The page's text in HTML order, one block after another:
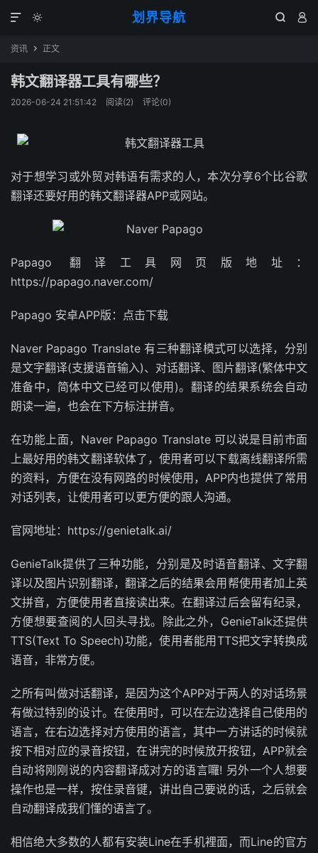
划界导航
  

资讯  正文
韩文翻译器工具有哪些？
2026-06-24 21:51:42 阅读(2) 评论(0)
对于想学习或外贸对韩语有需求的人，本次分享6个比谷歌
翻译还要好用的韩文翻译器APP或网站。
Papago 翻译工具网页版地址：
https://papago.naver.com/
Papago 安卓APP版：点击下载
Naver Papago Translate 有三种翻译模式可以选择，分别
是文字翻译(支援语音输入)、对话翻译、图片翻译(繁体中文
准备中，简体中文已经可以使用)。翻译的结果系统会自动
朗读一遍，也会在下方标注拼音。
在功能上面，Naver Papago Translate 可以说是目前市面
上最好用的韩文翻译软体了，使用者可以下载离线翻译所需
的资料，方便在没有网路的时候使用，APP内也提供了常用
对话列表，让使用者可以更方便的跟人沟通。
官网地址：https://genietalk.ai/
GenieTalk提供了三种功能，分别是及时语音翻译、文字翻
译以及图片识别翻译，翻译之后的结果会用帮使用者加上英
文拼音，方便使用者直接读出来。在翻译过后会留有纪录，
方便想要查阅的人回头寻找。除此之外，GenieTalk还提供
TTS(Text To Speech)功能，使用者能用TTS把文字转换成
语音，非常方便。
之所有叫做对话翻译，是因为这个APP对于两人的对话场景
有做过特别的设计。在使用时，可以在左边选择自己使用的
语言，在右边选择对方使用的语言，其中一方讲话的时候就
按下相对应的录音按钮，在讲完的时候放开按钮，APP就会
自动将刚刚说的内容翻译成对方的语言囉! 另外一个人想要
操作也是一样，按住录音键，讲出自己要说的话，之后就会
自动翻译成我们懂的语言了。
相信绝大多数的人都有安装Line在手机裡面，而Line的官方